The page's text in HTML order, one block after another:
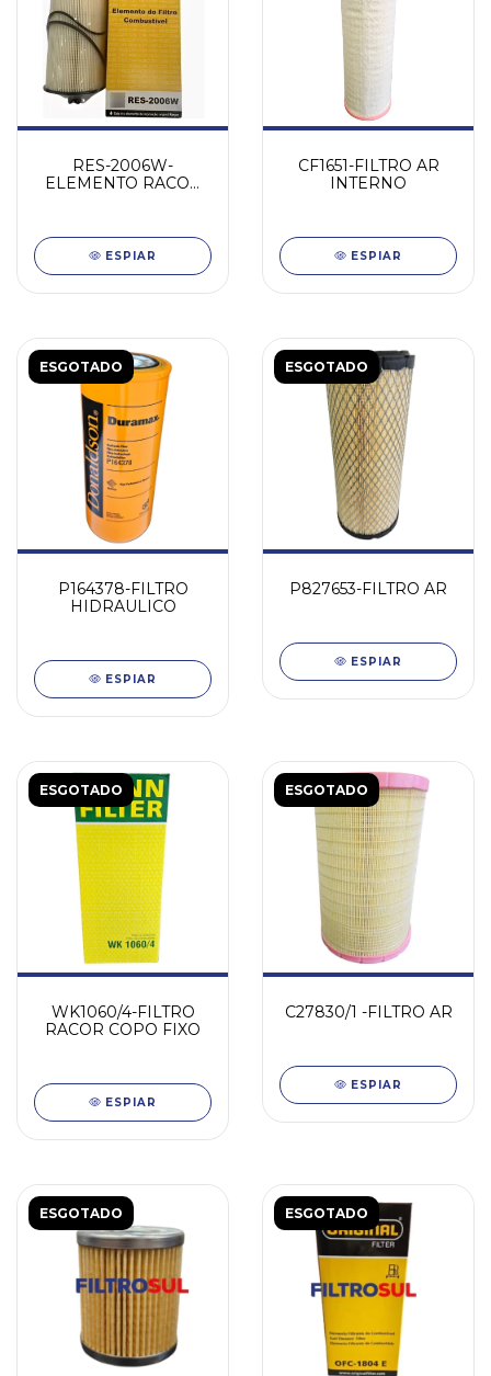
RES-2006W-
ELEMENTO RACOR
ESPIAR
CF1651-FILTRO AR
INTERNO
ESPIAR
ESGOTADO
P164378-FILTRO
HIDRAULICO
ESPIAR
ESGOTADO
P827653-FILTRO AR
ESPIAR
ESGOTADO
WK1060/4-FILTRO
RACOR COPO FIXO
ESPIAR
ESGOTADO
C27830/1 -FILTRO AR
ESPIAR
ESGOTADO ESGOTADO